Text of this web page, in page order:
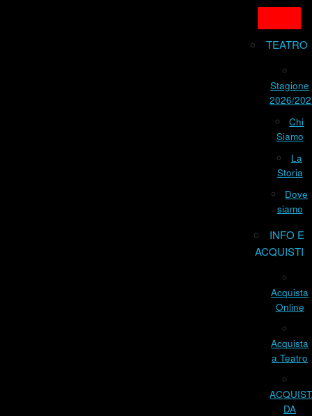
TEATRO
Stagione
2026/
Chi
Siamo
La
Storia
Dove
siamo
INFO E
ACQUISTI
Acquista
Online
Acquista
a Teatro
DA